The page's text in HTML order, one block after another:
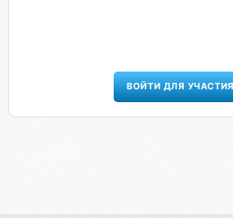
ВОЙТИ ДЛЯ УЧАСТИЯ